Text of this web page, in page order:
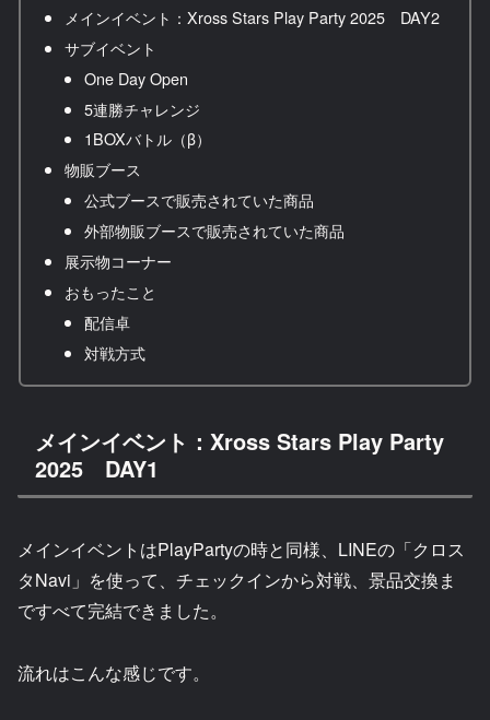
メインイベント：Xross Stars Play Party 2025 DAY2
サブイベント
One Day Open
5連勝チャレンジ
1BOXバトル（β）
物販ブース
公式ブースで販売されていた商品
外部物販ブースで販売されていた商品
展示物コーナー
おもったこと
配信卓
対戦方式
メインイベント：Xross Stars Play Party
2025 DAY1
メインイベントはPlayPartyの時と同様、LINEの「クロス
タNavi」を使って、チェックインから対戦、景品交換ま
ですべて完結できました。
流れはこんな感じです。